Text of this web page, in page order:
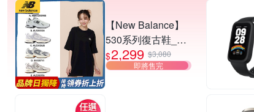
【New Balance】
530系列復古鞋_中
性_5款任選
(MR530EWB/U530
$2,299 $3,080
即將售完